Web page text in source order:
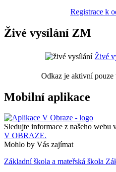
Registrace k
Živé vysílání ZM
Živé
Odkaz je aktivní pouze
Mobilní aplikace
Sledujte informace z našeho webu
V OBRAZE.
Mohlo by Vás zajímat
Základní škola a mateřská škola